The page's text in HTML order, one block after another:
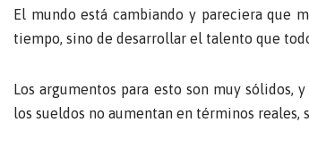
El mundo está cambiando y pareciera que
tiempo, sino de desarrollar el talento que
Los argumentos para esto son muy sólidos,
los sueldos no aumentan en términos reales,